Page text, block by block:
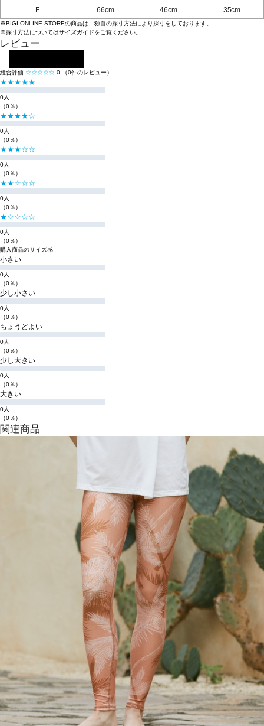
F
66cm 46cm 35cm
※BIGI ONLINE STOREの商品は、独自の採寸方法により採寸をしております。
※採寸方法についてはサイズガイドをご覧ください。
レビュー
総合評価 ☆☆☆☆☆ 0 （0件のレビュー）
★★★★★
0人
（0％）
★★★★☆
0人
（0％）
★★★☆☆
0人
（0％）
★★☆☆☆
0人
（0％）
★☆☆☆☆
0人
（0％）
購入商品のサイズ感
小さい
0人
（0％）
少し小さい
0人
（0％）
ちょうどよい
0人
（0％）
少し大きい
0人
（0％）
大きい
0人
（0％）
関連商品